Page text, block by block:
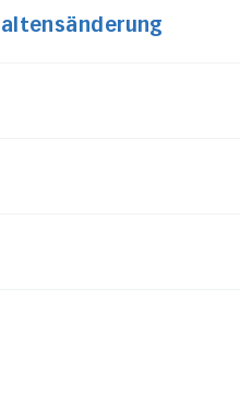
zur Verhaltensänderung